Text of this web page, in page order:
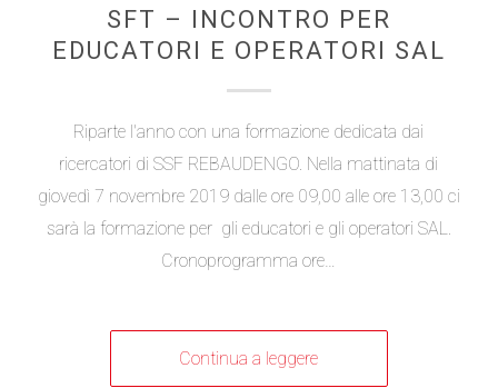
SFT – INCONTRO PER
EDUCATORI E OPERATORI SAL
Riparte l'anno con una formazione dedicata dai
ricercatori di SSF REBAUDENGO. Nella mattinata di
giovedì 7 novembre 2019 dalle ore 09,00 alle ore 13,00 ci
sarà la formazione per gli educatori e gli operatori SAL.
Cronoprogramma ore…
Continua a leggere